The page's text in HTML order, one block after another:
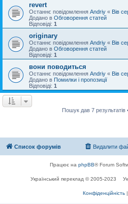
revert
Останнє повідомлення Andriy « Вів
Додано в Обговорення статей
Відповіді: 1
originary
Останнє повідомлення Andriy « Вів
Додано в Обговорення статей
Відповіді: 1
вони поводиться
Останнє повідомлення Andriy « Вів
Додано в Помилки і пропозиції
Відповіді: 1
Пошук дав 7 результатів
Список форумів Видалити
Працює на phpBB® Forum
Український переклад © 2005-2023
Конфіденційність |